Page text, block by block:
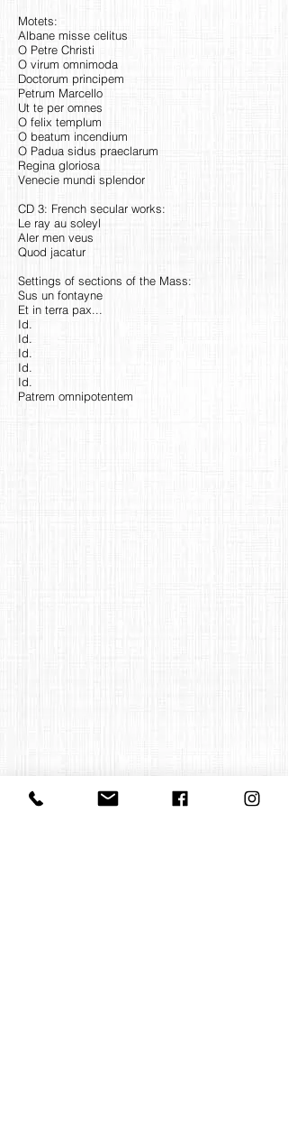
Motets:
Albane misse celitus
O Petre Christi
O virum omnimoda
Doctorum principem
Petrum Marcello
Ut te per omnes
O felix templum
O beatum incendium
O Padua sidus praeclarum
Regina gloriosa
Venecie mundi splendor
CD 3: French secular works:
Le ray au soleyl
Aler men veus
Quod jacatur
Settings of sections of the Mass:
Sus un fontayne
Et in terra pax...
Id.
Id.
Id.
Id.
Id.
Patrem omnipotentem